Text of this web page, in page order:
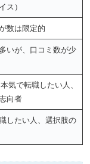
ス）
数は限定的
いが、口コミ数が少
気で転職したい人、
向者
したい人、選択肢の